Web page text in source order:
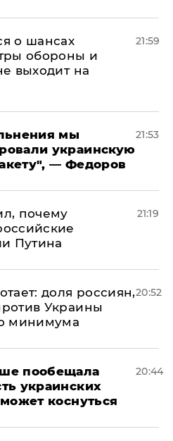
о шансах
обороны и
выходит на
21:59
мы
украинскую
— Федоров
21:53
почему
Путина
21:19
доля россиян,
Украины
минимума
20:52
пообещала
украинских
коснуться
20:44